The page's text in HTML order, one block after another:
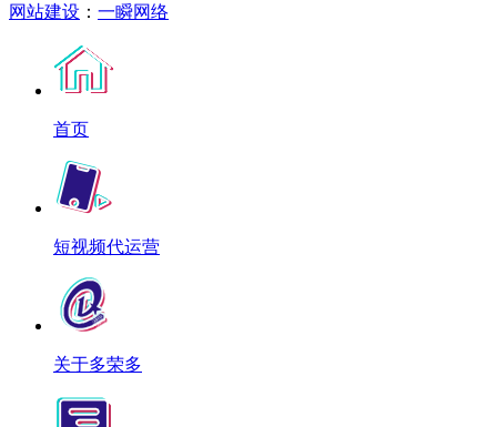
网站建设 ： 一瞬网络
首页
短视频代运营
关于多荣多